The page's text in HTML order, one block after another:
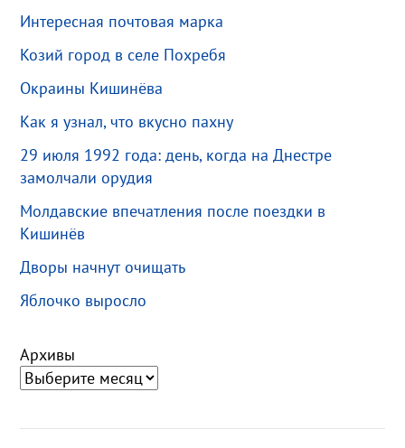
Интересная почтовая марка
Козий город в селе Похребя
Окраины Кишинёва
Как я узнал, что вкусно пахну
29 июля 1992 года: день, когда на Днестре
замолчали орудия
Молдавские впечатления после поездки в
Кишинёв
Дворы начнут очищать
Яблочко выросло
Архивы